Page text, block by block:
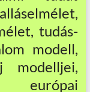
tudás-
modell,
modelljei,
európai